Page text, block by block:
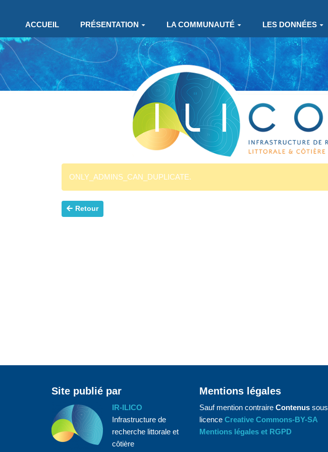
ACCUEIL
PRÉSENTATION LA COMMUNAUTÉ LES DONNÉES
ONLY_ADMINS_CAN_DUPLICATE.
Retour
Site publié par
IR-ILICO
Infrastructure de
recherche littorale et
côtière
Mentions légales
Sauf mention contraire Contenussous
licence Creative Commons-BY-SA
Mentions légales et RGPD